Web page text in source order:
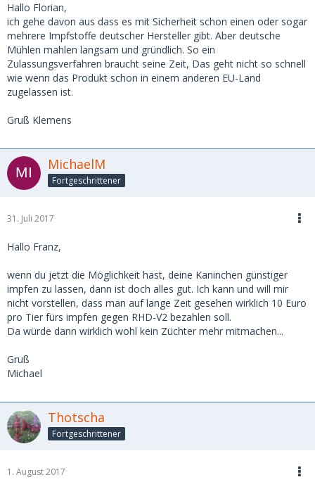
Hallo Florian,
ich gehe davon aus dass es mit Sicherheit schon einen oder sogar
mehrere Impfstoffe deutscher Hersteller gibt. Aber deutsche
Mühlen mahlen langsam und gründlich. So ein
Zulassungsverfahren braucht seine Zeit, Das geht nicht so schnell
wie wenn das Produkt schon in einem anderen EU-Land
zugelassen ist.
Gruß Klemens
MichaelM
Fortgeschrittener
31. Juli 2017
Hallo Franz,
wenn du jetzt die Möglichkeit hast, deine Kaninchen günstiger
impfen zu lassen, dann ist doch alles gut. Ich kann und will mir
nicht vorstellen, dass man auf lange Zeit gesehen wirklich 10 Euro
pro Tier fürs impfen gegen RHD-V2 bezahlen soll.
Da würde dann wirklich wohl kein Züchter mehr mitmachen...
Gruß
Michael
Thotscha
Fortgeschrittener
1. August 2017